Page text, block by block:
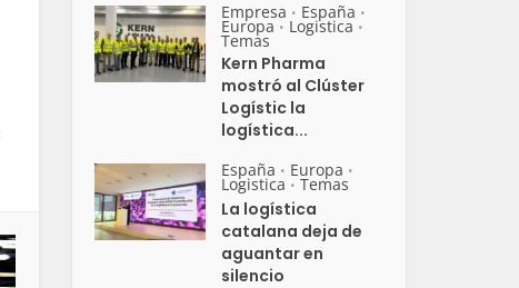
Empresa • España •
Europa • Logistica •
Temas
Kern Pharma
mostró al Clúster
Logístic la
logística...
España • Europa •
Logistica • Temas
La logística
catalana deja de
aguantar en
silencio